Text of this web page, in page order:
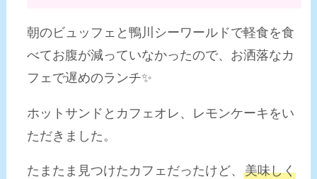
朝のビュッフェと鴨川シーワールドで軽食を食
べてお腹が減っていなかったので、お洒落なカ
フェで遅めのランチ✨
ホットサンドとカフェオレ、レモンケーキをい
ただきました。
たまたま見つけたカフェだったけど、美味しく